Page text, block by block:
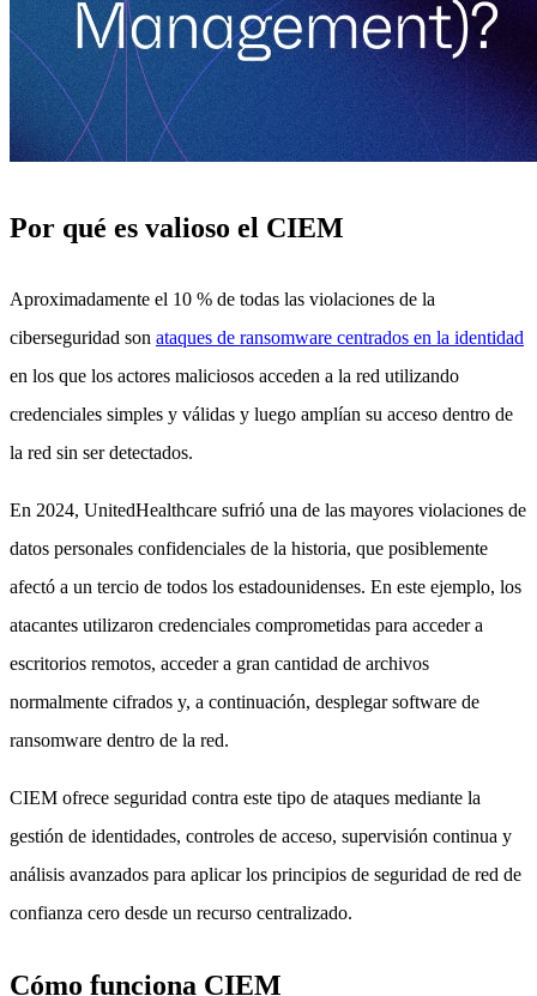
Por qué es valioso el CIEM
Aproximadamente el 10 % de todas las violaciones de la
ciberseguridad son ataques de ransomware centrados en la identidad
en los que los actores maliciosos acceden a la red utilizando
credenciales simples y válidas y luego amplían su acceso dentro de
la red sin ser detectados.
En 2024, UnitedHealthcare sufrió una de las mayores violaciones de
datos personales confidenciales de la historia, que posiblemente
afectó a un tercio de todos los estadounidenses. En este ejemplo, los
atacantes utilizaron credenciales comprometidas para acceder a
escritorios remotos, acceder a gran cantidad de archivos
normalmente cifrados y, a continuación, desplegar software de
ransomware dentro de la red.
CIEM ofrece seguridad contra este tipo de ataques mediante la
gestión de identidades, controles de acceso, supervisión continua y
análisis avanzados para aplicar los principios de seguridad de red de
confianza cero desde un recurso centralizado.
Cómo funciona CIEM